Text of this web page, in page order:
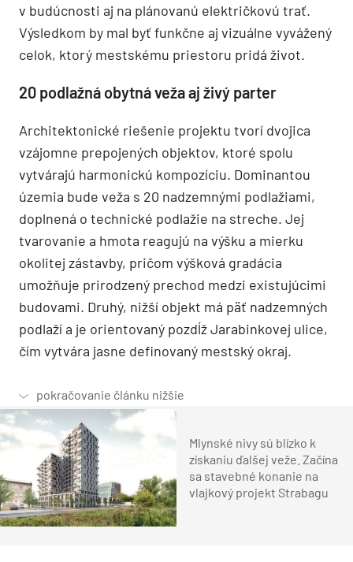
v budúcnosti aj na plánovanú električkovú trať.
Výsledkom by mal byť funkčne aj vizuálne vyvážený
celok, ktorý mestskému priestoru pridá život.
20 podlažná obytná veža aj živý parter
Architektonické riešenie projektu tvorí dvojica
vzájomne prepojených objektov, ktoré spolu
vytvárajú harmonickú kompozíciu. Dominantou
územia bude veža s 20 nadzemnými podlažiami,
doplnená o technické podlažie na streche. Jej
tvarovanie a hmota reagujú na výšku a mierku
okolitej zástavby, pričom výšková gradácia
umožňuje prirodzený prechod medzi existujúcimi
budovami. Druhý, nižší objekt má päť nadzemných
podlaží a je orientovaný pozdĺž Jarabinkovej ulice,
čím vytvára jasne definovaný mestský okraj.
Mlynské nivy sú blízko k
získaniu ďalšej veže. Začína
sa stavebné konanie na
vlajkový projekt Strabagu